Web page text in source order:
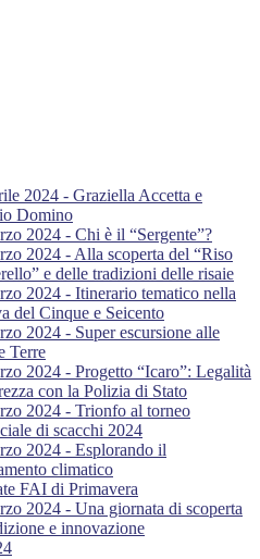
2024 - Graziella Accetta e
Domino
2024 - Chi è il “Sergente”?
2024 - Alla scoperta del “Riso
e delle tradizioni delle risaie
2024 - Itinerario tematico nella
del Cinque e Seicento
2024 - Super escursione alle
Terre
2024 - Progetto “Icaro”: Legalità
con la Polizia di Stato
2024 - Trionfo al torneo
di scacchi 2024
2024 - Esplorando il
climatico
FAI di Primavera
2024 - Una giornata di scoperta
e innovazione